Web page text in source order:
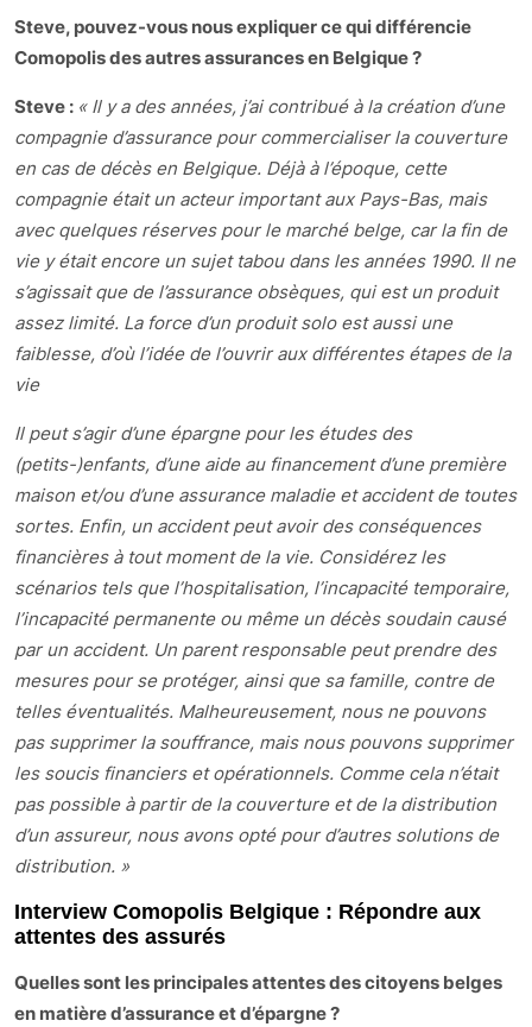
Steve, pouvez-vous nous expliquer ce qui différencie
Comopolis des autres assurances en Belgique ?
Steve : « Il y a des années, j’ai contribué à la création d’une
compagnie d’assurance pour commercialiser la couverture
en cas de décès en Belgique. Déjà à l’époque, cette
compagnie était un acteur important aux Pays-Bas, mais
avec quelques réserves pour le marché belge, car la fin de
vie y était encore un sujet tabou dans les années 1990. Il ne
s’agissait que de l’assurance obsèques, qui est un produit
assez limité. La force d’un produit solo est aussi une
faiblesse, d’où l’idée de l’ouvrir aux différentes étapes de la
vie
Il peut s’agir d’une épargne pour les études des
(petits-)enfants, d’une aide au financement d’une première
maison et/ou d’une assurance maladie et accident de toutes
sortes. Enfin, un accident peut avoir des conséquences
financières à tout moment de la vie. Considérez les
scénarios tels que l’hospitalisation, l’incapacité temporaire,
l’incapacité permanente ou même un décès soudain causé
par un accident. Un parent responsable peut prendre des
mesures pour se protéger, ainsi que sa famille, contre de
telles éventualités. Malheureusement, nous ne pouvons
pas supprimer la souffrance, mais nous pouvons supprimer
les soucis financiers et opérationnels. Comme cela n’était
pas possible à partir de la couverture et de la distribution
d’un assureur, nous avons opté pour d’autres solutions de
distribution. »
Interview Comopolis Belgique : Répondre aux
attentes des assurés
Quelles sont les principales attentes des citoyens belges
en matière d’assurance et d’épargne ?